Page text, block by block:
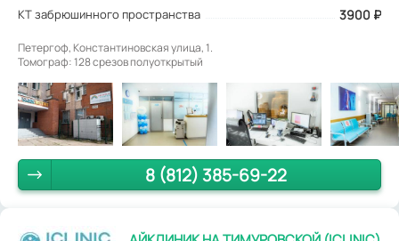
КТ забрюшинного пространства 3900 ₽
Петергоф, Константиновская улица, 1.
Томограф: 128 срезов полуоткрытый
8 (812) 385-69-22